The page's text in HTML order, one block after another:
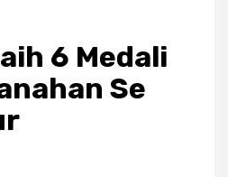
6 Medali
Se